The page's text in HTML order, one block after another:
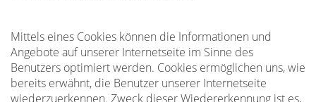
Mittels eines Cookies können die Informationen und
Angebote auf unserer Internetseite im Sinne des
Benutzers optimiert werden. Cookies ermöglichen uns, wie
bereits erwähnt, die Benutzer unserer Internetseite
wiederzuerkennen. Zweck dieser Wiedererkennung ist es,